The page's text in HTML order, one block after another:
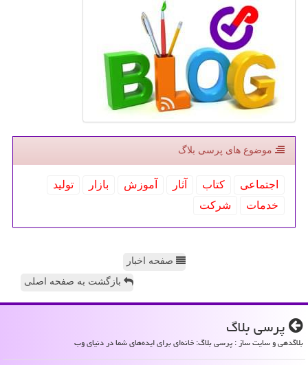
موضوع های پرسی بلاگ
اجتماعی كتاب آثار آموزش بازار
تولید
خدمات
شركت
صفحه اخبار
بازگشت به صفحه اصلی
پرسی بلاگ
بلاگدهی و سایت ساز : پرسی بلاگ: خانه‌ای برای ایده‌های شما در دنیای وب